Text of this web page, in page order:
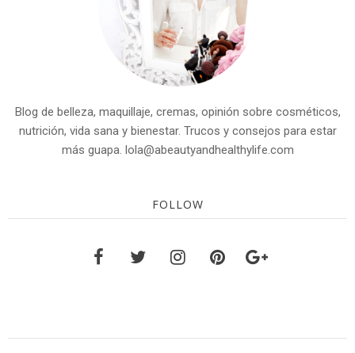
Blog de belleza, maquillaje, cremas, opinión sobre cosméticos,
nutrición, vida sana y bienestar. Trucos y consejos para estar
más guapa. lola@abeautyandhealthylife.com
FOLLOW